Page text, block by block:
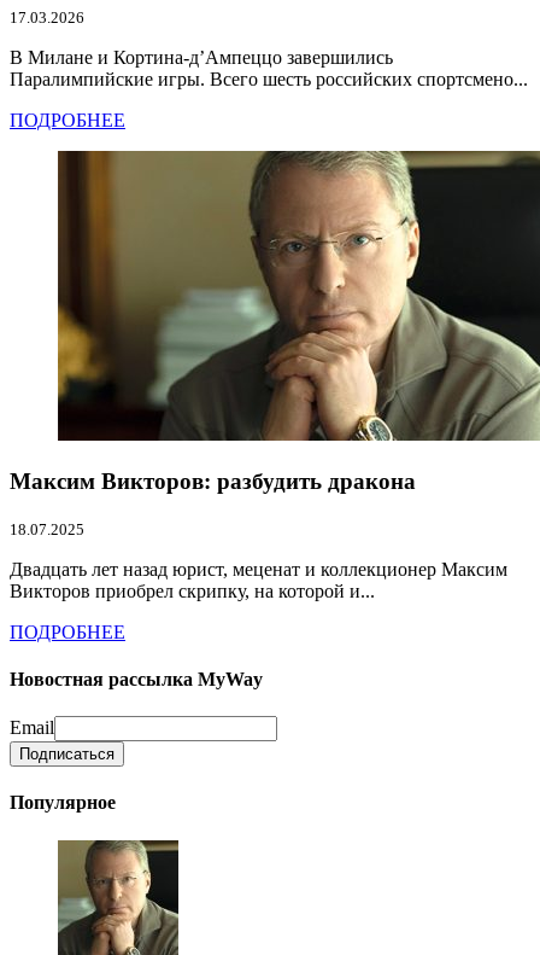
17.03.2026
В Милане и Кортина-д’Ампеццо завершились
Паралимпийские игры. Всего шесть российских спортсмено...
ПОДРОБНЕЕ
Максим Викторов: разбудить дракона
18.07.2025
Двадцать лет назад юрист, меценат и коллекционер Максим
Викторов приобрел скрипку, на которой и...
ПОДРОБНЕЕ
Новостная рассылка MyWay
Email
Популярное